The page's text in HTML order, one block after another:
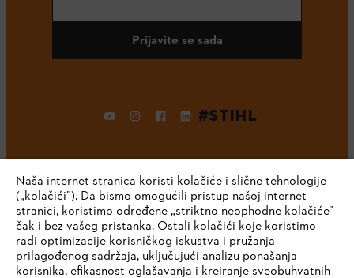
Prijavite se sada
#STIHL
Kompanija
Naša internet stranica koristi kolačiće i slične tehnologije
(„kolačići”). Da bismo omogućili pristup našoj internet
stranici, koristimo određene „striktno neophodne kolačiće”
čak i bez vašeg pristanka. Ostali kolačići koje koristimo
radi optimizacije korisničkog iskustva i pružanja
prilagođenog sadržaja, uključujući analizu ponašanja
korisnika, efikasnost oglašavanja i kreiranje sveobuhvatnih